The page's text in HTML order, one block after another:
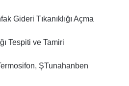
Gideri Tıkanıklığı Açma
Tespiti ve Tamiri
ŞTunahanben